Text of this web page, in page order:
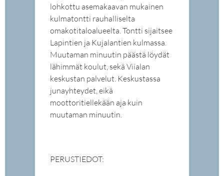
lohkottu asemakaavan mukainen
kulmatontti rauhalliselta
omakotitaloalueelta. Tontti sijaitsee
Lapintien ja Kujalantien kulmassa.
Muutaman minuutin päästä löydät
lähimmät koulut, sekä Viialan
keskustan palvelut. Keskustassa
junayhteydet, eikä
moottoritiellekään aja kuin
muutaman minuutin.
PERUSTIEDOT: